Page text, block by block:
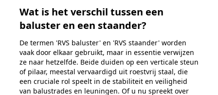
Wat is het verschil tussen een
baluster en een staander?
De termen 'RVS baluster' en 'RVS staander' worden
vaak door elkaar gebruikt, maar in essentie verwijzen
ze naar hetzelfde. Beide duiden op een verticale steun
of pilaar, meestal vervaardigd uit roestvrij staal, die
een cruciale rol speelt in de stabiliteit en veiligheid
van balustrades en leuningen. Of u nu spreekt over